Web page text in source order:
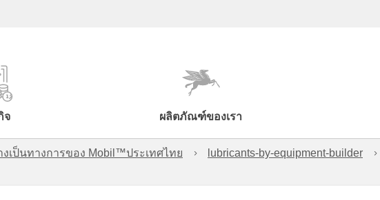
จ ผลิตภัณฑ์ของเรา
ป็นทางการของ Mobil™ประเทศไทย lubricants-by-equipment-builder